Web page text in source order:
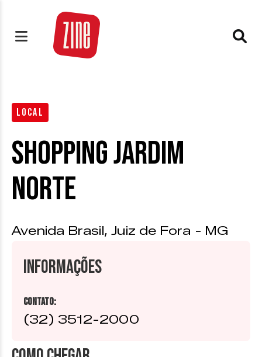
LOCAL
Shopping Jardim
Norte
Avenida Brasil, Juiz de Fora - MG
Informações
Contato:
(32) 3512-2000